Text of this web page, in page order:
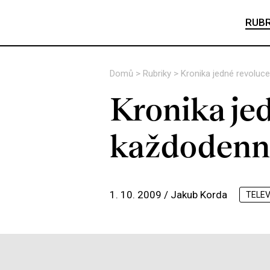
Domů > Rubriky > Kronika jedné
Kronika
1. 10. 2009 / Jakub Korda